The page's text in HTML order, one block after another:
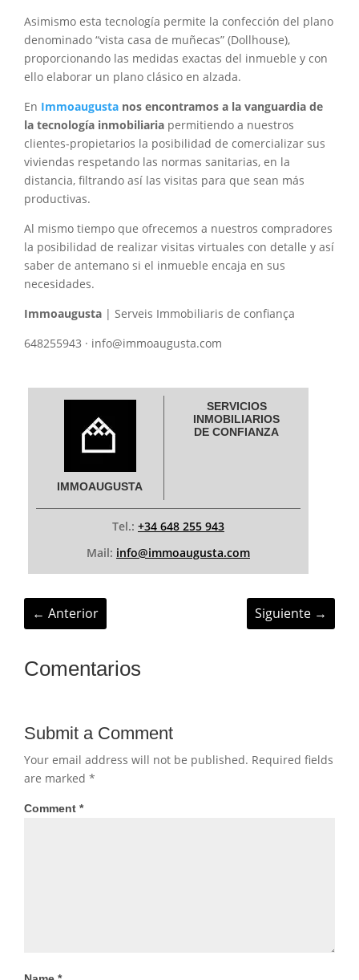
Asimismo esta tecnología permite la confección del plano
denominado “vista casa de muñecas” (Dollhouse),
proporcionando las medidas exactas del inmueble y con
ello elaborar un plano clásico en alzada.
En Immoaugusta nos encontramos a la vanguardia de
la tecnología inmobiliaria permitiendo a nuestros
clientes-propietarios la posibilidad de comercializar sus
viviendas respetando las normas sanitarias, en la
distancia, filtrando así las visitas para que sean más
productivas.
Al mismo tiempo que ofrecemos a nuestros compradores
la posibilidad de realizar visitas virtuales con detalle y así
saber de antemano si el inmueble encaja en sus
necesidades.
Immoaugusta | Serveis Immobiliaris de confiança
648255943 · info@immoaugusta.com
IMMOAUGUSTA
SERVICIOS
INMOBILIARIOS
DE CONFIANZA
Tel.: +34 648 255 943
Mail: info@immoaugusta.com
← Anterior Siguiente →
Comentarios
Submit a Comment
Your email address will not be published. Required fields
are marked *
Comment *